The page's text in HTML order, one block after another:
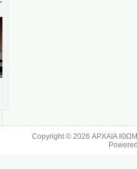
Copyright © 2026ΑΡΧΑΙΑ